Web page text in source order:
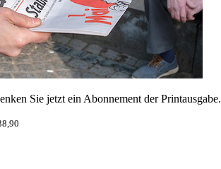
Sie jetzt ein Abonnement der Printausgabe.